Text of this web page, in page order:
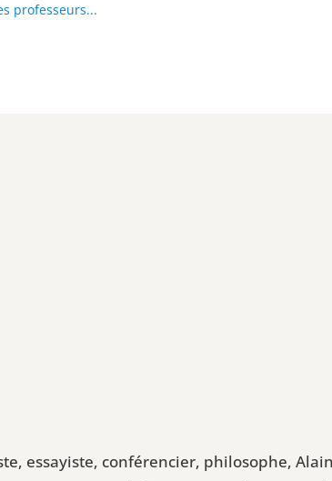
professeurs...
essayiste, conférencier, philosophe,